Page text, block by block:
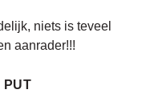
niets is teveel
aanrader!!!
PUT